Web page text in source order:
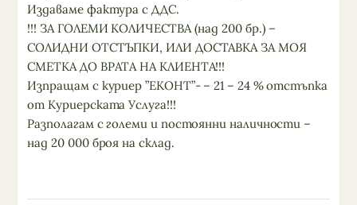
Издаваме фактура с ДДС.
!!! ЗА ГОЛЕМИ КОЛИЧЕСТВА (над 200 бр.) –
СОЛИДНИ ОТСТЪПКИ, ИЛИ ДОСТАВКА ЗА МОЯ
СМЕТКА ДО ВРАТА НА КЛИЕНТА!!!
Изпращам с куриер ”ЕКОНТ”- – 21 – 24 % отстъпка
от Куриерската Услуга!!!
Разполагам с големи и постоянни наличности –
над 20 000 броя на склад.